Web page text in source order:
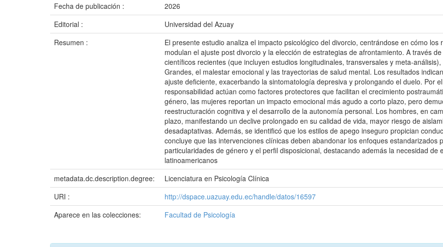
Fecha de publicación :
2026
Editorial :
Universidad del Azuay
Resumen :
El presente estudio analiza el impacto psicológico del divorcio, centrándose en cómo
modulan el ajuste post divorcio y la elección de estrategias de afrontamiento. A través
científicos recientes (que incluyen estudios longitudinales, transversales y meta-
Grandes, el malestar emocional y las trayectorias de salud mental. Los resultados
ajuste deficiente, exacerbando la sintomatología depresiva y prolongando el duelo. Por
responsabilidad actúan como factores protectores que facilitan el crecimiento
género, las mujeres reportan un impacto emocional más agudo a corto plazo, pero
reestructuración cognitiva y el desarrollo de la autonomía personal. Los hombres, en
plazo, manifestando un declive prolongado en su calidad de vida, mayor riesgo de
desadaptativas. Además, se identificó que los estilos de apego inseguro propician
concluye que las intervenciones clínicas deben abandonar los enfoques estandarizados
particularidades de género y el perfil disposicional, destacando además la necesidad
latinoamericanos
metadata.dc.description.degree:
Licenciatura en Psicología Clínica
URI :
http://dspace.uazuay.edu.ec/handle/datos/16597
Aparece en las colecciones:
Facultad de Psicología